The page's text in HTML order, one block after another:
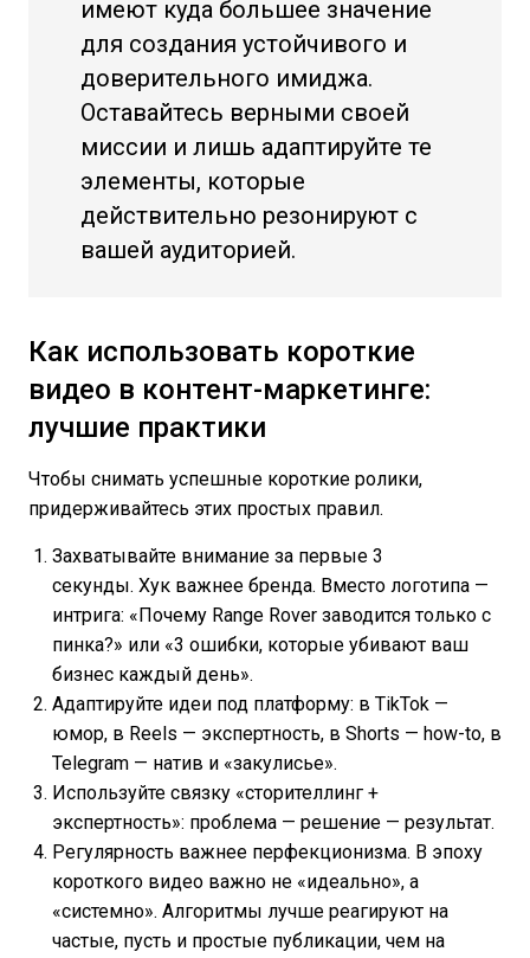
имеют куда большее значение
для создания устойчивого и
доверительного имиджа.
Оставайтесь верными своей
миссии и лишь адаптируйте те
элементы, которые
действительно резонируют с
вашей аудиторией.
Как использовать короткие
видео в контент-маркетинге:
лучшие практики
Чтобы снимать успешные короткие ролики,
придерживайтесь этих простых правил.
Захватывайте внимание за первые 3
секунды. Хук важнее бренда. Вместо логотипа —
интрига: «Почему Range Rover заводится только с
пинка?» или «3 ошибки, которые убивают ваш
бизнес каждый день».
Адаптируйте идеи под платформу: в TikTok —
юмор, в Reels — экспертность, в Shorts — how-to, в
Telegram — натив и «закулисье».
Используйте связку «сторителлинг +
экспертность»: проблема — решение — результат.
Регулярность важнее перфекционизма. В эпоху
короткого видео важно не «идеально», а
«системно». Алгоритмы лучше реагируют на
частые, пусть и простые публикации, чем на